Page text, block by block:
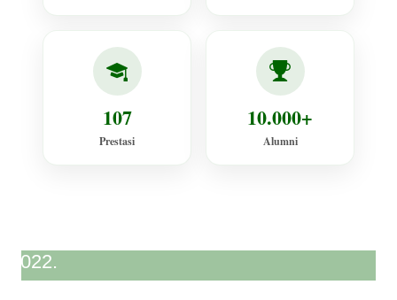
107
Prestasi
10.000+
Alumni